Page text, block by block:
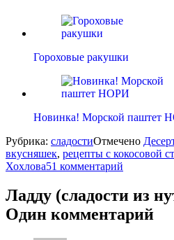
Гороховые ракушки
Новинка! Морской паштет
Рубрика: сладостиОтмечено
вкусняшек, рецепты с кокосовой
Хохлова51 комментарий
Ладду (сладости из
Один комментарий